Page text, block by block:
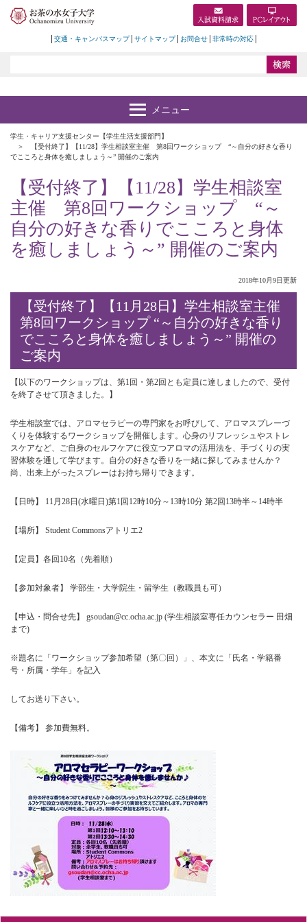
交通・キャンパスマップ サイトマップ お問合せ 非常時の対応
学生・キャリア支援センター【学生生活支援部門】
【受付終了】【11/28】学生相談室主催 第8回ワークショップ “～自分の好きな香り
でこころと身体を癒しましょう～” 開催のご案内
【受付終了】【11/28】学生相談室
主催 第8回ワークショップ “～
自分の好きな香りでこころと身体
を癒しましょう～” 開催のご案内
2018年10月9日更新
【受付終了】【11月28日】学生相談室主催
第8回ワークショップ “～自分の好きな香り
でこころと身体を癒しましょう～” 開催の
ご案内
【以下のワークショップは、第1回・第2回とも定員に達しましたので、受付
を終了させて頂きました。】
学生相談室では、アロマセラピーの専門家をお呼びして、アロマスプレーづ
くりを体験するワークショップを開催します。心身のリフレッシュやストレ
スケアなど、ご自身のセルフケアに役立つアロマの活用法を、手づくりの実
習体験を通して学びます。自分の好きな香りを一緒に探してみませんか？
尚、出来上がったスプレーはお持ち帰りできます。
【日時】 11月28日(水曜日)第1回12時10分～13時10分 第2回13時半～14時半
【場所】 Student Commonsアトリエ2
【定員】各回10名（先着順）
【参加対象者】 学部生・大学院生・留学生（教職員も可）
【申込・問合せ先】 gsoudan@cc.ocha.ac.jp (学生相談室専任カウンセラー 田畑
まで)
※題名に「ワークショップ参加希望（第〇回）」、本文に「氏名・学籍番
号・所属・学年」を記入
してお送り下さい。
【備考】 参加費無料。